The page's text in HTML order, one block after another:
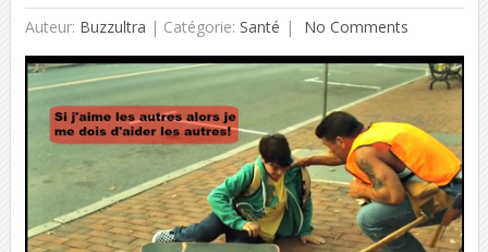
Auteur: Buzzultra | Catégorie: Santé No Comments